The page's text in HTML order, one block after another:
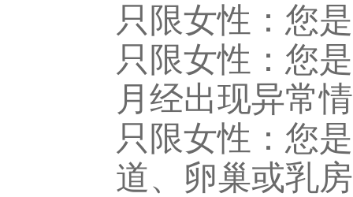
只限女性：您
只限女性：您
月经出现异常
只限女性：您
道、卵巢或乳